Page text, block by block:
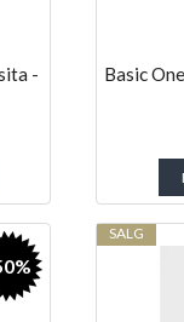
-
Basic
SALG